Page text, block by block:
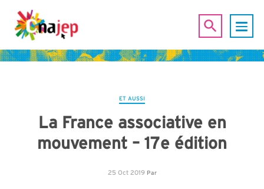
ET AUSSI
La France associative en
mouvement – 17e édition
25 Oct 2019 Par